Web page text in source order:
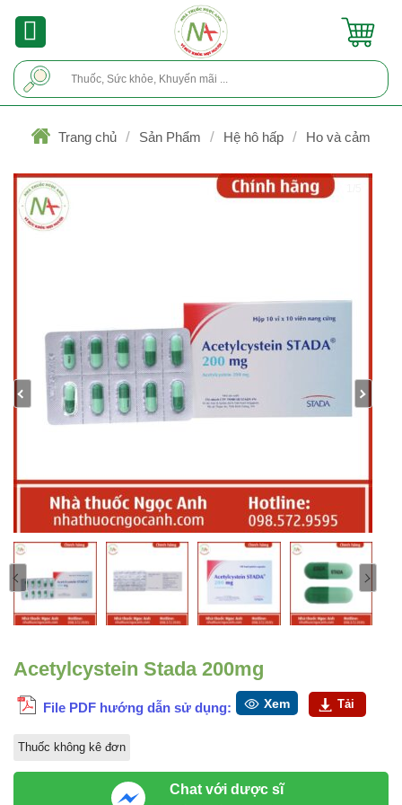
Trang chủ / Sản Phẩm / Hệ hô hấp / Ho và cảm
Acetylcystein Stada 200mg
File PDF hướng dẫn sử dụng: Xem Tải
Thuốc không kê đơn
Chat với dược sĩ